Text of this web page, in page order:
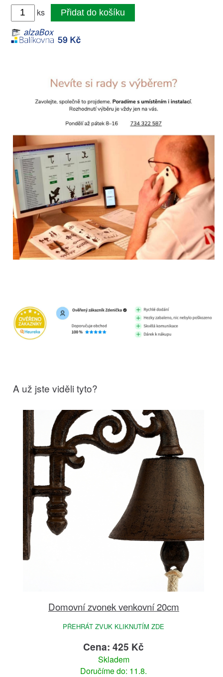
ks
Přidat do košíku
A už jste viděli tyto?
Domovní zvonek venkovní 20cm
PŘEHRÁT ZVUK KLIKNUTÍM ZDE
Cena: 425 Kč
Skladem
Doručíme do: 11.8.